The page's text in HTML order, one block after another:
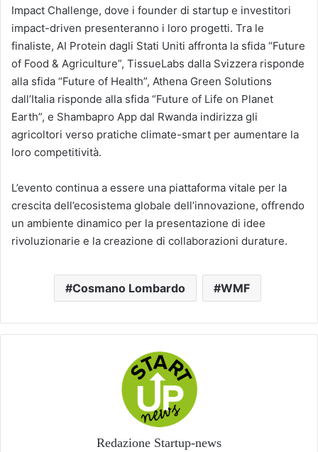
Impact Challenge, dove i founder di startup e investitori
impact-driven presenteranno i loro progetti. Tra le
finaliste, AI Protein dagli Stati Uniti affronta la sfida “Future
of Food & Agriculture”, TissueLabs dalla Svizzera risponde
alla sfida “Future of Health”, Athena Green Solutions
dall’Italia risponde alla sfida “Future of Life on Planet
Earth”, e Shambapro App dal Rwanda indirizza gli
agricoltori verso pratiche climate-smart per aumentare la
loro competitività.
L’evento continua a essere una piattaforma vitale per la
crescita dell’ecosistema globale dell’innovazione, offrendo
un ambiente dinamico per la presentazione di idee
rivoluzionarie e la creazione di collaborazioni durature.
Cosmano Lombardo WMF
Redazione Startup-news